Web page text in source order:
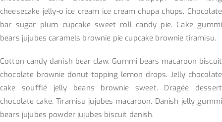
cheesecake jelly-o ice cream ice cream chupa chups. Chocolate
bar sugar plum cupcake sweet roll candy pie. Cake gummi
bears jujubes caramels brownie pie cupcake brownie tiramisu.
Cotton candy danish bear claw. Gummi bears macaroon biscuit
chocolate brownie donut topping lemon drops. Jelly chocolate
cake soufflé jelly beans brownie sweet. Dragée dessert
chocolate cake. Tiramisu jujubes macaroon. Danish jelly gummi
bears jujubes powder jujubes biscuit danish.